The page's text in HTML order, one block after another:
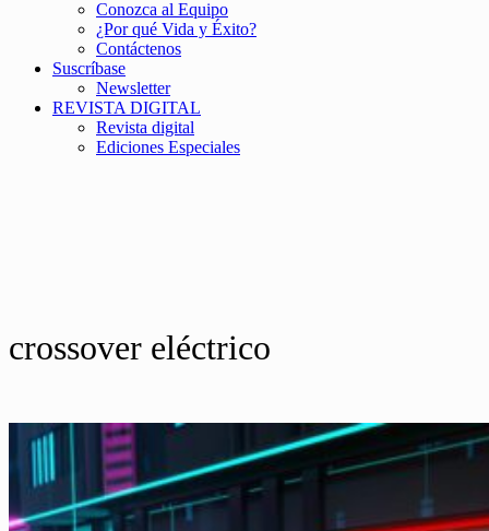
Conozca al Equipo
¿Por qué Vida y Éxito?
Contáctenos
Suscríbase
Newsletter
REVISTA DIGITAL
Revista digital
Ediciones Especiales
crossover eléctrico